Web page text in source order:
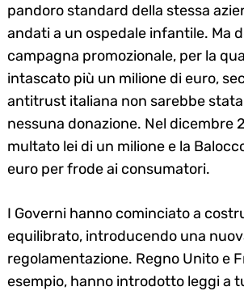
pandoro standard della stessa
andati a un ospedale infantile. Ma
campagna promozionale, per la
intascato più un milione di euro,
antitrust italiana non sarebbe
nessuna donazione. Nel dicembre
multato lei di un milione e la
euro per frode ai consumatori.
I Governi hanno cominciato a
equilibrato, introducendo una
regolamentazione. Regno Unito e
esempio, hanno introdotto leggi a